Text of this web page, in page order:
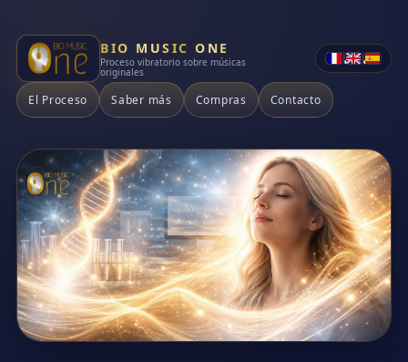
BIO MUSIC ONE
Proceso vibratorio sobre músicas
originales • •
El Proceso Saber más Compras Contacto